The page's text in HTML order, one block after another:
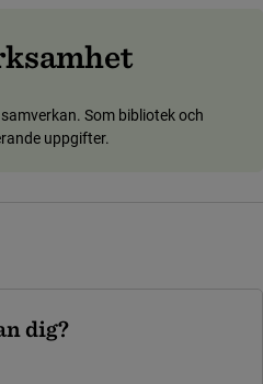
Som bibliotek och
uppgifter.
dig?